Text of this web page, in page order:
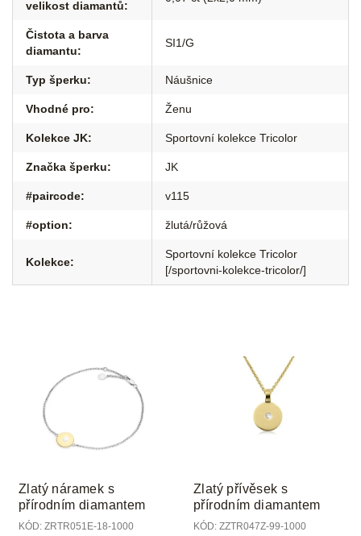
velikost diamantů:
Čistota a barva
diamantu:
SI1/G
Typ šperku: Náušnice
Vhodné pro: Ženu
Kolekce JK: Sportovní kolekce Tricolor
Značka šperku: JK
#paircode: v115
#option: žlutá/růžová
Kolekce:
Sportovní kolekce Tricolor
[/sportovni-kolekce-tricolor/]
Zlatý náramek s
přírodním diamantem
KÓD: ZRTR051E-18-1000
Zlatý přívěsek s
přírodním diamantem
KÓD: ZZTR047Z-99-1000